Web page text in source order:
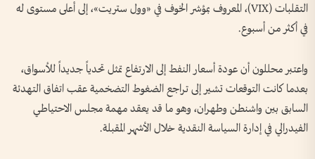
التقلبات (VIX)، المعروف بمؤشر الخوف في «وول ستريت»، إلى أعلى مستوى له
في أكثر من أسبوع.
واعتبر محللون أن عودة أسعار النفط إلى الارتفاع تمثل تحدياً جديداً للأسواق،
بعدما كانت التوقعات تشير إلى تراجع الضغوط التضخمية عقب اتفاق التهدئة
السابق بين واشنطن وطهران، وهو ما قد يعقد مهمة مجلس الاحتياطي
الفيدرالي في إدارة السياسة النقدية خلال الأشهر المقبلة.